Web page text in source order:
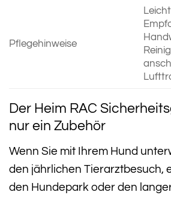
Pflegehinweise
Der Heim RAC
nur ein Zubehör
Wenn Sie mit Ihrem Hund
den jährlichen Tierarztbesuch,
den Hundepark oder den